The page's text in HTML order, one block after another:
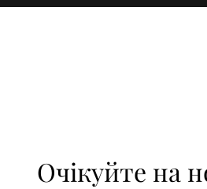
Очікуйте на